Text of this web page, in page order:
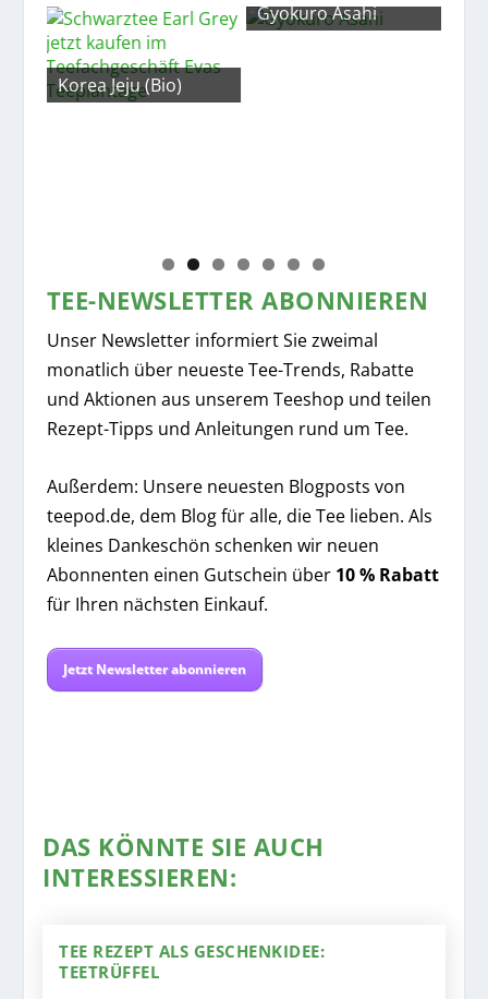
Korea Jeju (Bio)
Gyokuro Asahi
TEE-NEWSLETTER ABONNIEREN
Unser Newsletter informiert Sie zweimal
monatlich über neueste Tee-Trends, Rabatte
und Aktionen aus unserem Teeshop und teilen
Rezept-Tipps und Anleitungen rund um Tee.
Außerdem: Unsere neuesten Blogposts von
teepod.de, dem Blog für alle, die Tee lieben. Als
kleines Dankeschön schenken wir neuen
Abonnenten einen Gutschein über 10 % Rabatt
für Ihren nächsten Einkauf.
Jetzt Newsletter abonnieren
DAS KÖNNTE SIE AUCH
INTERESSIEREN:
TEE REZEPT ALS GESCHENKIDEE:
TEETRÜFFEL